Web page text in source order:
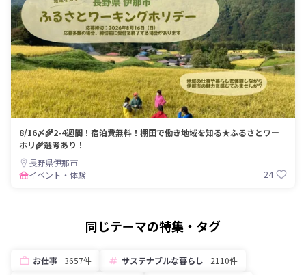
8/16〆🌾2-4週間！宿泊費無料！棚田で働き地域を知る★ふるさとワー
ホリ🌾選考あり！
長野県伊那市
イベント・体験
24
同じテーマの特集・タグ
お仕事 3657件 サステナブルな暮らし
2110件